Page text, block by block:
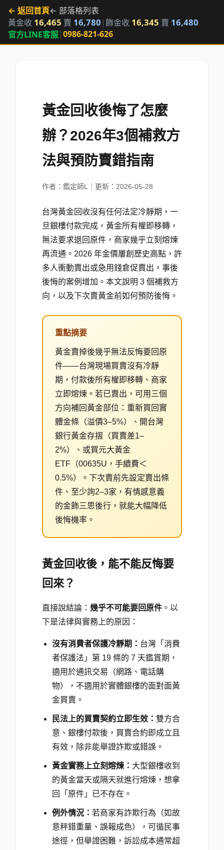
← 返回首頁← 部落格列表
黃金收 16,465 賣 16,780 |飾金收 16,345 賣 16,480
官方LINE客服|0986-821-626
黃金回收後悔了怎麼
辦？2026年3個補救方
法與預防賣錯指南
作者：鑑定師L｜更新：2026-05-28
台灣黃金回收沒有任何法定冷靜期，一
旦銀樓付款完成，黃金所有權即移轉，
無法要求退回原件，商家幾乎立刻熔煉
再流通。2026 年金價屢創歷史高點，許
多人衝動賣出或急用錢倉促賣出，事後
後悔的案例增加。本文說明 3 個補救方
向，以及下次賣黃金前如何預防後悔。
重點摘要
黃金賣掉後幾乎無法反悔要回原
件——台灣現場買賣沒有冷靜
期，付款後所有權即移轉、商家
立即熔煉。若已賣出，可用三個
方向補回黃金部位：重新買回實
體金條（溢價3–5%）、開台灣
銀行黃金存摺（買賣差1–
2%）、或買元大黃金
ETF（00635U，手續費＜
0.5%）。下次賣前先設定賣出條
件、至少詢2–3家，有情感意義
的金飾三思後行，就能大幅降低
後悔機率。
黃金回收後，能不能反悔要
回來？
直接說結論： 幾乎不可能要回原件 。以
下是法律與實務上的原因：
沒有消費者保護冷靜期： 台灣「消費
者保護法」第 19 條的 7 天鑑賞期，
適用於通訊交易（網路、電話購
物），不適用於實體銀樓的面對面黃
金買賣。
民法上的買賣契約立即生效： 雙方合
意、銀樓付款後，買賣合約即成立且
有效，除非能舉證詐欺或錯誤。
黃金實務上立刻熔煉： 大型銀樓收到
的黃金當天或隔天就進行熔煉，想拿
回「原件」已不存在。
例外情況： 若商家有詐欺行為（如故
意秤錯重量、誤報成色），可循民事
途徑，但舉證困難，訴訟成本通常超